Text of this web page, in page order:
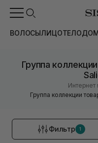
ВОЛОСЫЛИЦОТЕЛО
Группа
Интернет
Группа коллекции
Фильтр 1